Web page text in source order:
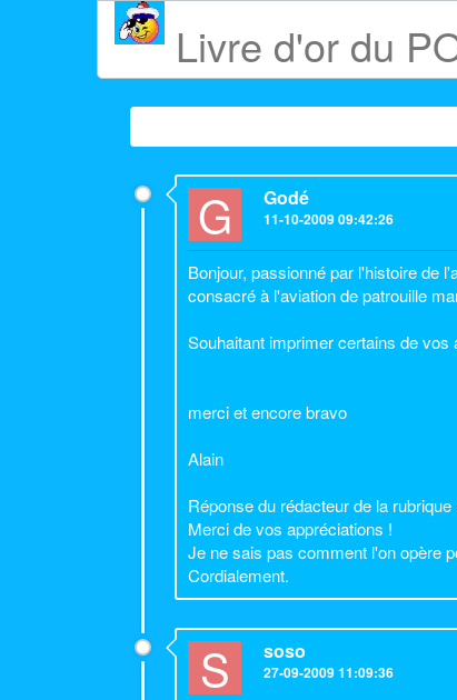
Livre d'or du
G Godé
11-10-2009 09:42:26
Bonjour, passionné par l'histoire de
consacré à l'aviation de patrouille
Souhaitant imprimer certains de
merci et encore bravo
Alain
Réponse du rédacteur de la rubrique
Merci de vos appréciations !
Je ne sais pas comment l'on opère
Cordialement.
S soso
27-09-2009 11:09:36